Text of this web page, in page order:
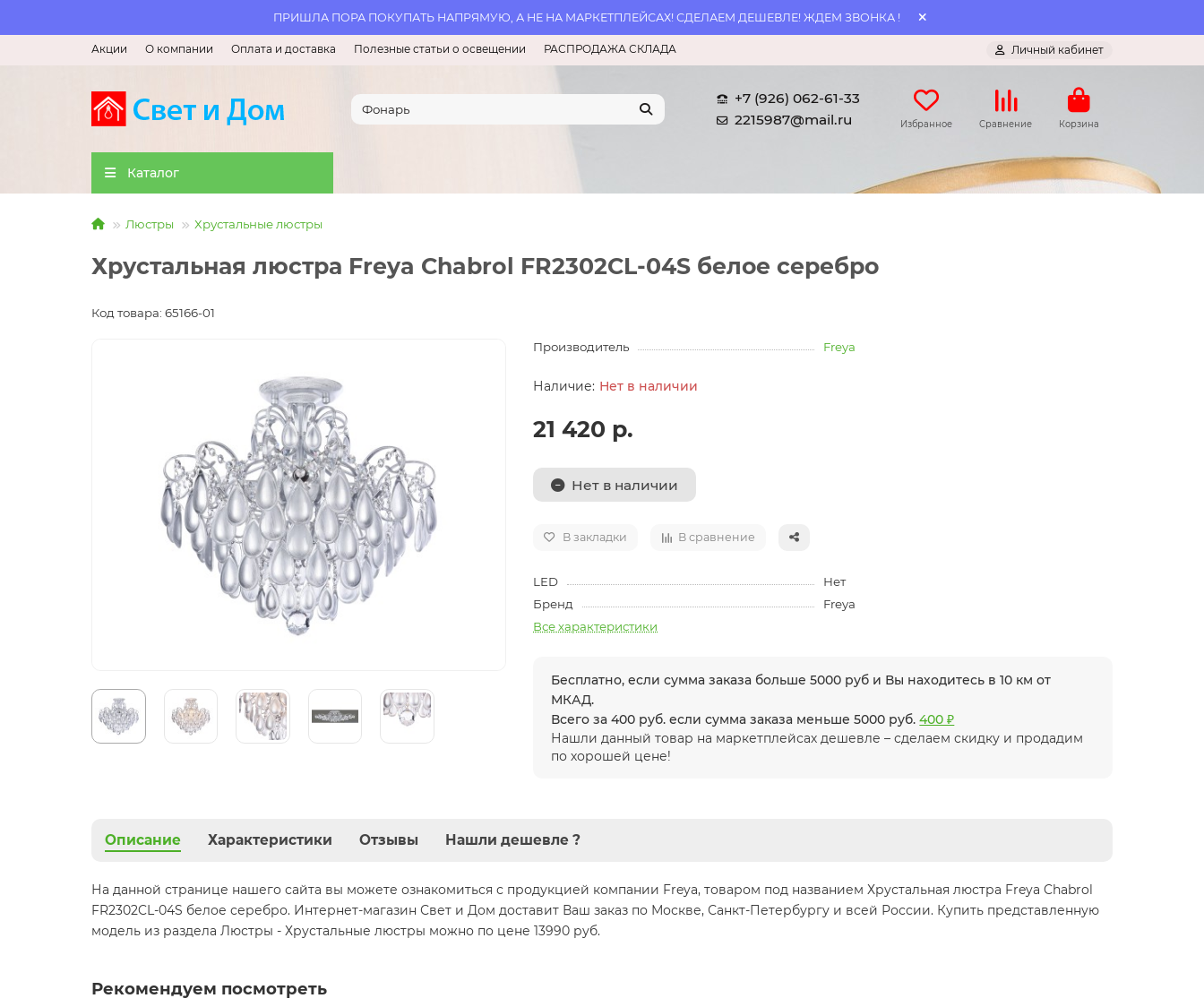
ПРИШЛА ПОРА ПОКУПАТЬ НАПРЯМУЮ, А НЕ НА МАРКЕТПЛЕЙСАХ! СДЕЛАЕМ ДЕШЕВЛЕ! ЖДЕМ ЗВОНКА !
Акции О компании Оплата и доставка Полезные статьи о освещении РАСПРОДАЖА СКЛАДА Личный кабинет
+7 (926) 062-61-33
2215987@mail.ru
Избранное Сравнение Корзина
Каталог
Люстры Хрустальные люстры
Хрустальная люстра Freya Chabrol FR2302CL-04S белое серебро
Код товара: 65166-01
Производитель Freya
Нет в наличии
21 420 р.
Нет в наличии
В закладки В сравнение
LED
Нет
Бренд
Freya
Все характеристики
Бесплатно, если сумма заказа больше 5000 руб и Вы находитесь в 10 км от
МКАД.
Всего за 400 руб. если сумма заказа меньше 5000 руб.400 ₽
Нашли данный товар на маркетплейсах дешевле – сделаем скидку и продадим
по хорошей цене!
Описание Характеристики Отзывы Нашли дешевле ?
На данной странице нашего сайта вы можете ознакомиться с продукцией компании Freya, товаром под названием Хрустальная люстра Freya Chabrol
FR2302CL-04S белое серебро. Интернет-магазин Свет и Дом доставит Ваш заказ по Москве, Санкт-Петербургу и всей России. Купить представленную
модель из раздела Люстры - Хрустальные люстры можно по цене 13990 руб.
Рекомендуем посмотреть